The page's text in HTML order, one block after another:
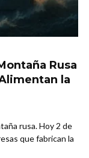
Rusa
la
rusa. Hoy 2 de
que fabrican la